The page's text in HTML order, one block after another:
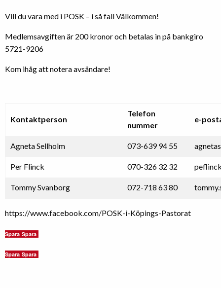
Vill du vara med i POSK – i så fall Välkommen!
Medlemsavgiften är 200 kronor och betalas in på bankgiro
5721-9206
Kom ihåg att notera avsändare!
Kontaktperson
Telefon
nummer
e-
Agneta Sellholm 073-639 94 55
Per Flinck 070-326 32 32
Tommy Svanborg 072-718 63 80
https://www.facebook.com/POSK-i-Köpings-Pastorat
Spara Spara
Spara Spara